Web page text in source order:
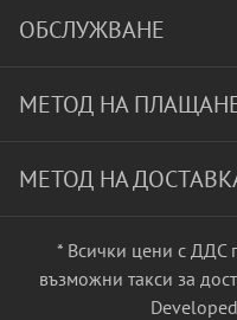
ОБСЛУЖВАНЕ
МЕТОД НА
МЕТОД НА
* Всички цени с ДДС
възможни такси за